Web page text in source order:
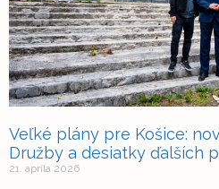
Veľké plány pre Košice:
Družby a desiatky ďalších
21. apríla 2026